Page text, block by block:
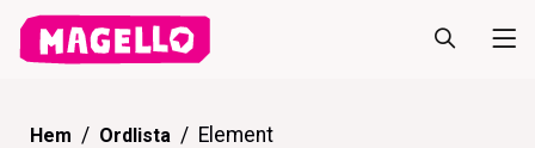
Hem Ordlista Element